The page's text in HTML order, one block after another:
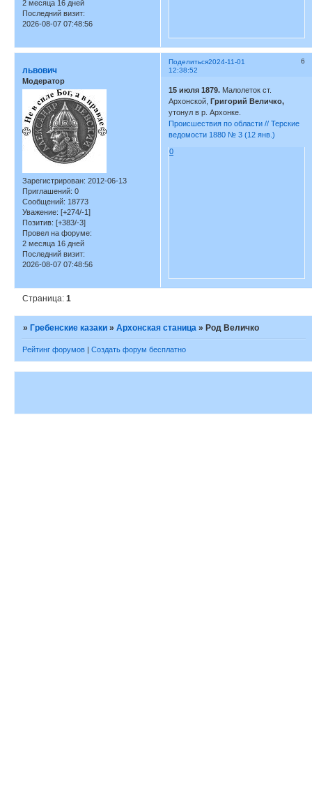
2 месяца 16 дней
Последний визит:
2026-08-07 07:48:56
Поделиться 6
2024-11-01
12:38:52
львович
Модератор
Зарегистрирован: 2012-06-13
Приглашений: 0
Сообщений: 18773
Уважение: [+274/-1]
Позитив: [+383/-3]
Провел на форуме:
2 месяца 16 дней
Последний визит:
2026-08-07 07:48:56
15 июля 1879. Малолеток ст.
Архонской, Григорий Величко,
утонул в р. Архонке.
Происшествия по области // Терские
ведомости 1880 № 3 (12 янв.)
0
Страница:1
»Гребенские казаки »Архонская станица »Род Величко
Рейтинг форумов Создать форум бесплатно